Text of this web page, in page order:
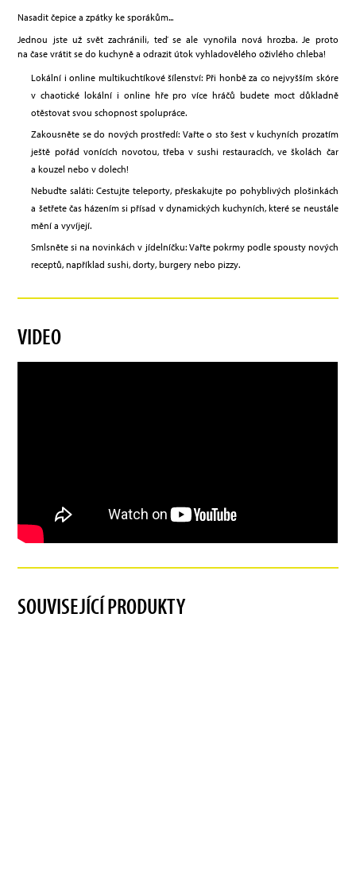
Nasadit čepice a zpátky ke sporákům...
Jednou jste už svět zachránili, teď se ale vynořila nová hrozba. Je proto
na čase vrátit se do kuchyně a odrazit útok vyhladovělého oživlého chleba!
Lokální i online multikuchtíkové šílenství: Při honbě za co nejvyšším skóre
v chaotické lokální i online hře pro více hráčů budete moct důkladně
otěstovat svou schopnost spolupráce.
Zakousněte se do nových prostředí: Vařte o sto šest v kuchyních prozatím
ještě pořád vonících novotou, třeba v sushi restauracích, ve školách čar
a kouzel nebo v dolech!
Nebuďte saláti: Cestujte teleporty, přeskakujte po pohyblivých plošinkách
a šetřete čas házením si přísad v dynamických kuchyních, které se neustále
mění a vyvíjejí.
Smlsněte si na novinkách v jídelníčku: Vařte pokrmy podle spousty nových
receptů, například sushi, dorty, burgery nebo pizzy.
VIDEO
SOUVISEJÍCÍ PRODUKTY